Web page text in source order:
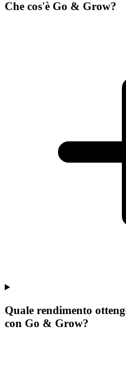
Che cos'è Go & Grow?
Quale rendimento
con Go & Grow?